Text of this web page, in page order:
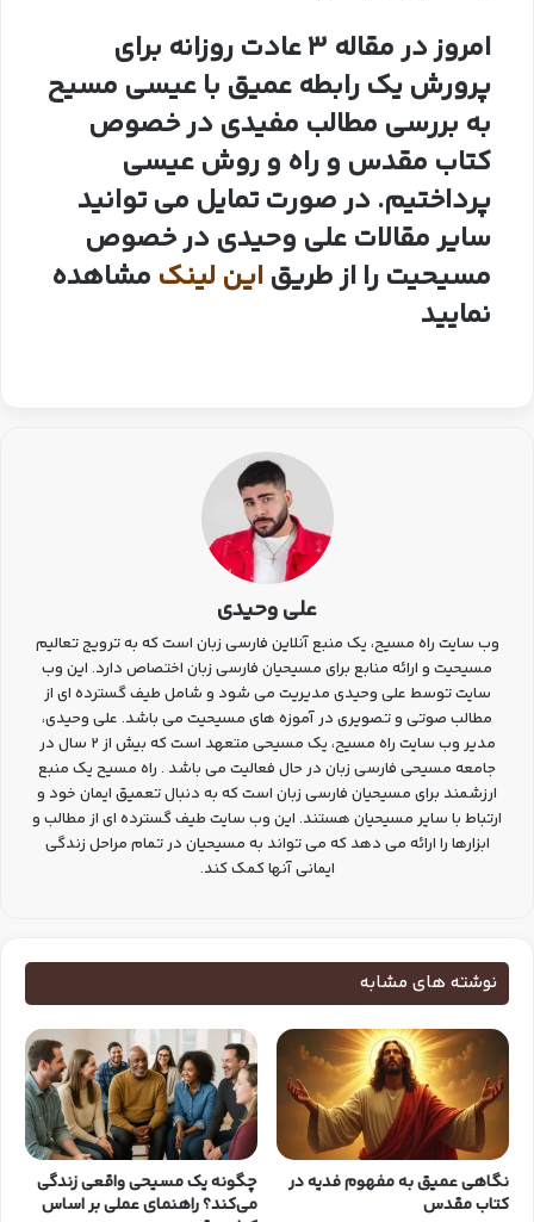
امروز در مقاله 3 عادت روزانه برای
پرورش یک رابطه عمیق با عیسی مسیح
به بررسی مطالب مفیدی در خصوص
کتاب مقدس و راه و روش عیسی
پرداختیم. در صورت تمایل می توانید
سایر مقالات علی وحیدی در خصوص
مسیحیت را از طریقاین لینک مشاهده
نمایید
علی وحیدی
وب سایت راه مسیح، یک منبع آنلاین فارسی زبان است که به ترویج تعالیم
مسیحیت و ارائه منابع برای مسیحیان فارسی زبان اختصاص دارد. این وب
سایت توسط علی وحیدی مدیریت می شود و شامل طیف گسترده ای از
مطالب صوتی و تصویری در آموزه های مسیحیت می باشد. علی وحیدی،
مدیر وب سایت راه مسیح، یک مسیحی متعهد است که بیش از 2 سال در
جامعه مسیحی فارسی زبان در حال فعالیت می باشد . راه مسیح یک منبع
ارزشمند برای مسیحیان فارسی زبان است که به دنبال تعمیق ایمان خود و
ارتباط با سایر مسیحیان هستند. این وب سایت طیف گسترده ای از مطالب و
ابزارها را ارائه می دهد که می تواند به مسیحیان در تمام مراحل زندگی
ایمانی آنها کمک کند.
نوشته های مشابه
نگاهی عمیق به مفهوم فدیه در
کتاب مقدس
چگونه یک مسیحی واقعی زندگی
می‌کند؟ راهنمای عملی بر اساس